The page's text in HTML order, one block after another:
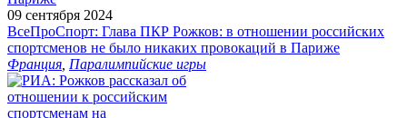
09 сентября 2024
ВсеПроСпорт: Глава ПКР Рожков: в отношении российских
спортсменов не было никаких провокаций в Париже
Франция Паралимпийские игры